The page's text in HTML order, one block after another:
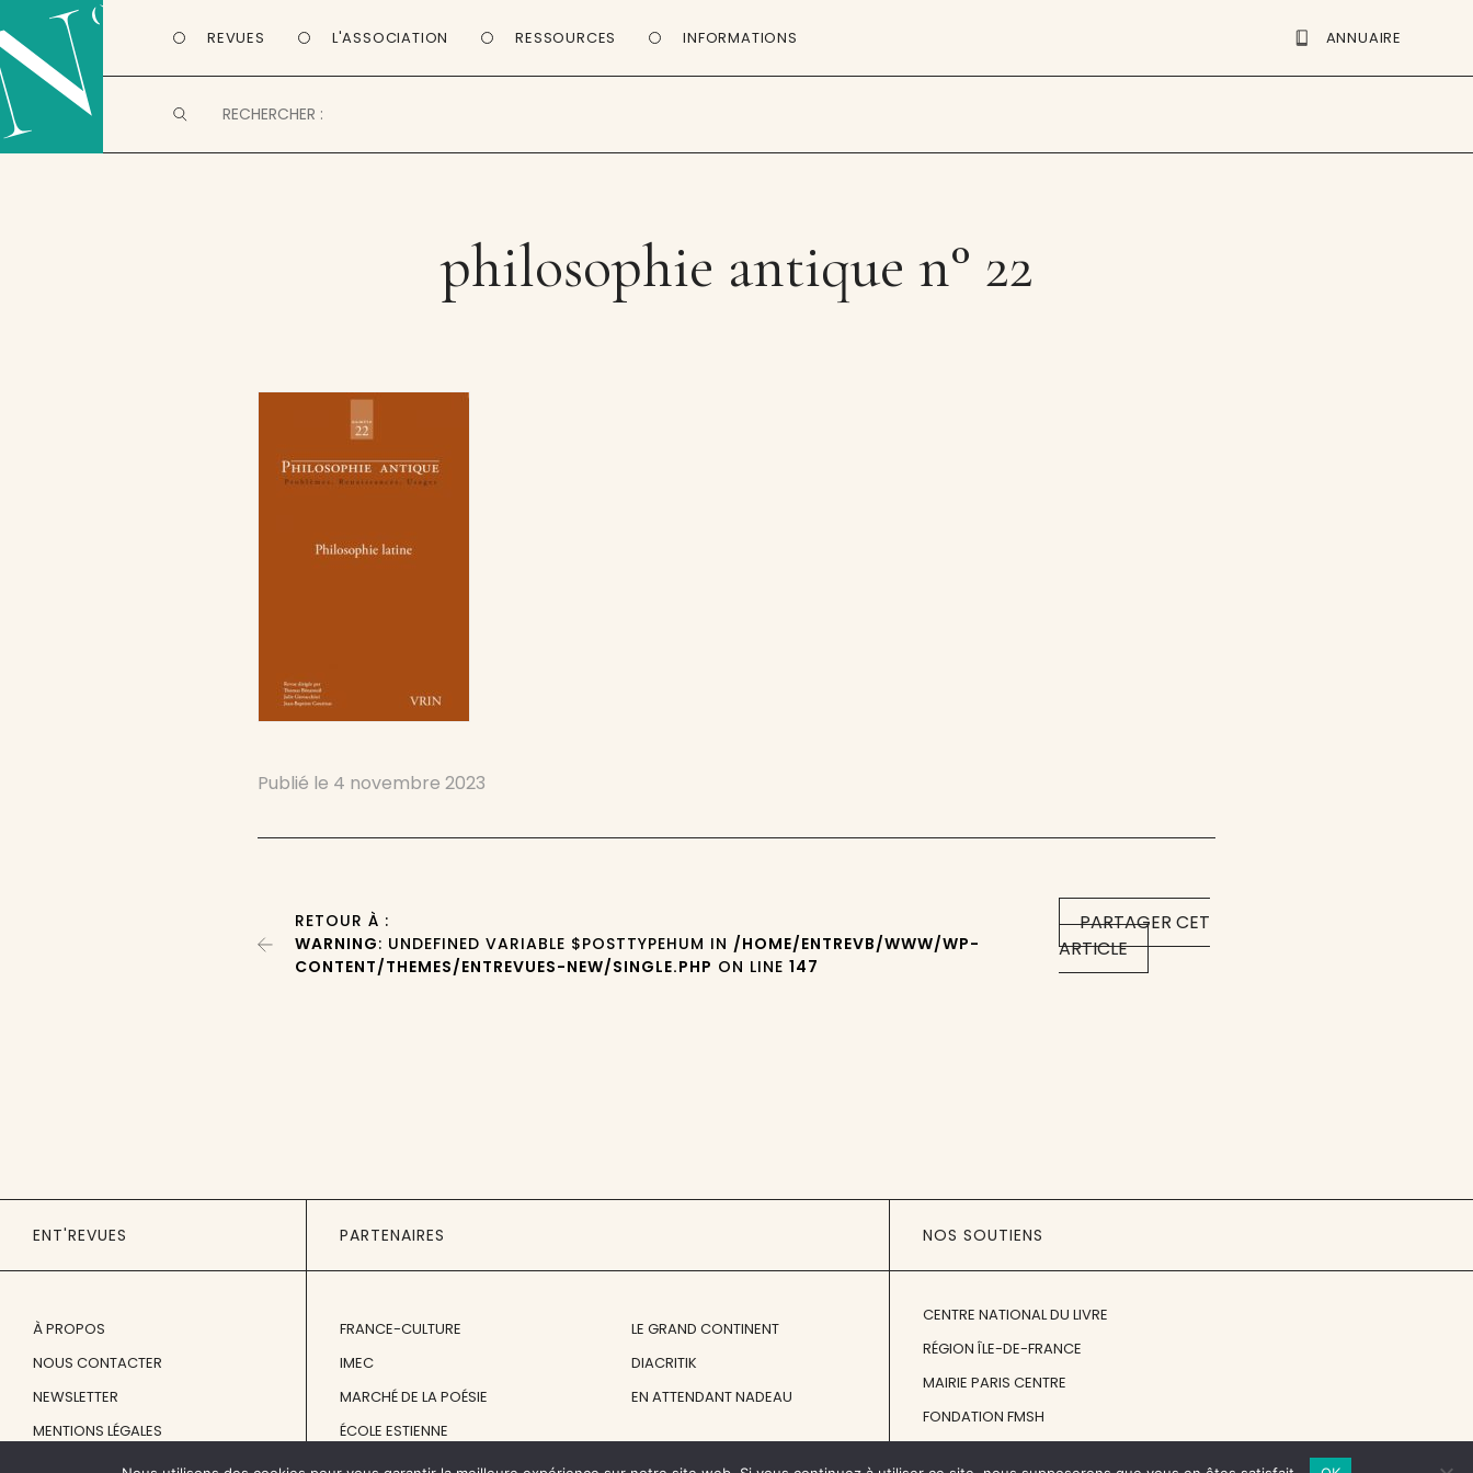
REVUES L'ASSOCIATION RESSOURCES INFORMATIONS ANNUAIRE
philosophie antique n° 22
Publié le 4 novembre 2023
PARTAGER CET
ARTICLE
RETOUR À :
WARNING: UNDEFINED VARIABLE $POSTTYPEHUM IN /HOME/ENTREVB/WWW/WP-
CONTENT/THEMES/ENTREVUES-NEW/SINGLE.PHP ON LINE147
ENT'REVUES
À PROPOS
NOUS CONTACTER
NEWSLETTER
MENTIONS LÉGALES
PARTENAIRES
FRANCE-CULTURE
IMEC
MARCHÉ DE LA POÉSIE
ÉCOLE ESTIENNE
LE GRAND CONTINENT
DIACRITIK
EN ATTENDANT NADEAU
NOS SOUTIENS
CENTRE NATIONAL DU LIVRE
RÉGION ÎLE-DE-FRANCE
MAIRIE PARIS CENTRE
FONDATION FMSH